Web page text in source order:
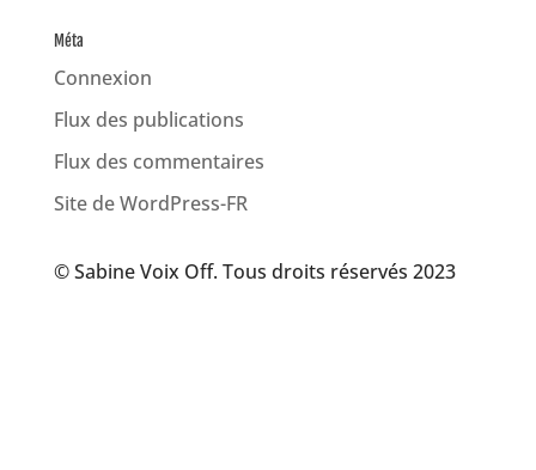
Méta
Connexion
Flux des publications
Flux des commentaires
Site de WordPress-FR
© Sabine Voix Off. Tous droits réservés 2023